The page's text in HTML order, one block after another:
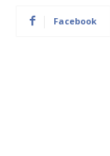
Facebook